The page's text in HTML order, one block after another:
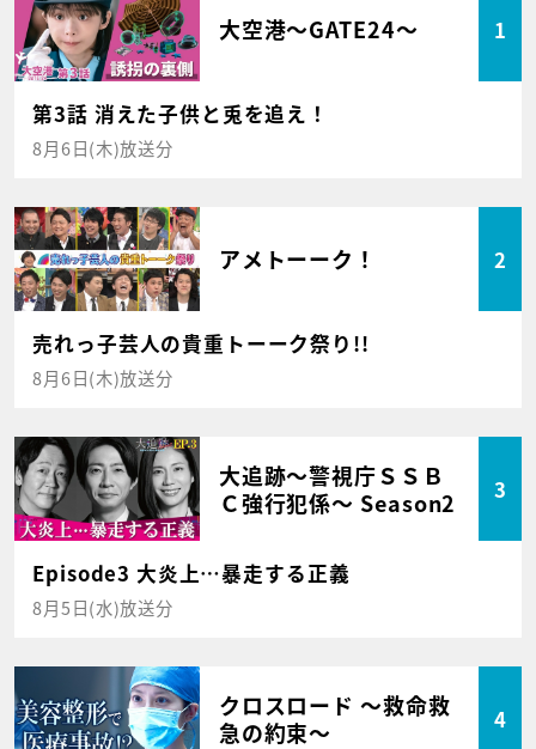
大空港～GATE24～ 1
第3話 消えた子供と兎を追え！
8月6日(木)放送分
アメトーーク！ 2
売れっ子芸人の貴重トーーク祭り!!
8月6日(木)放送分
大追跡～警視庁ＳＳＢ
Ｃ強行犯係～ Season2
3
Episode3 大炎上…暴走する正義
8月5日(水)放送分
クロスロード ～救命救
急の約束～
4